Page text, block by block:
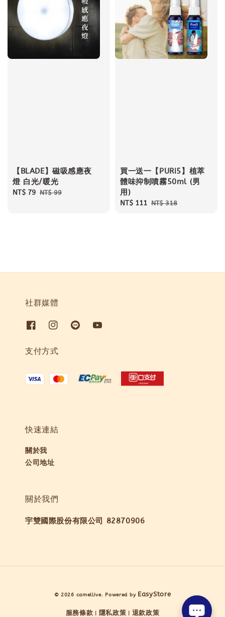
【BLADE】磁吸感應夜
燈 白光/暖光
Sale
NT$ 79 Regular
NT$ 99
買一送一【PURi5】植萃
體味抑制噴霧50ml (男
用)
Sale
NT$ 111 Regular
NT$ 318
社群媒體
支付方式
快速連結
關於我
公司地址
關於我們
宇雙國際股份有限公司 82870906
© 2026 camellive. Powered by EasyStore
服務條款 隱私政策 退款政策